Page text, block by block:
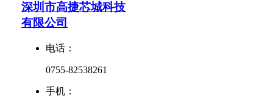
深圳市高捷芯城科技
有限公司
电话：
0755-82538261
手机：